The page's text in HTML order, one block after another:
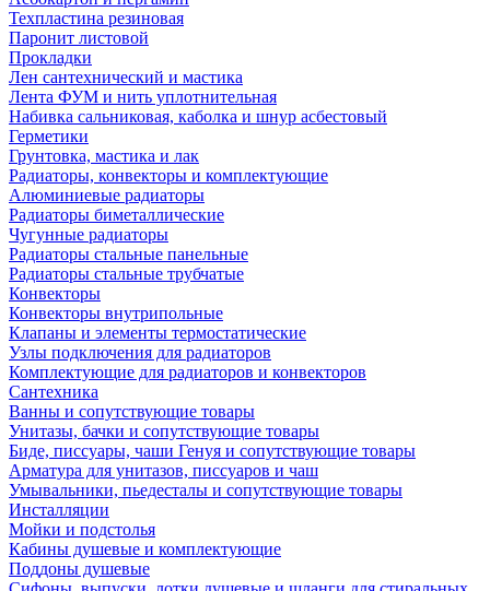
Техпластина резиновая
Паронит листовой
Прокладки
Лен сантехнический и мастика
Лента ФУМ и нить уплотнительная
Набивка сальниковая, каболка и шнур асбестовый
Герметики
Грунтовка, мастика и лак
Радиаторы, конвекторы и комплектующие
Алюминиевые радиаторы
Радиаторы биметаллические
Чугунные радиаторы
Радиаторы стальные панельные
Радиаторы стальные трубчатые
Конвекторы
Конвекторы внутрипольные
Клапаны и элементы термостатические
Узлы подключения для радиаторов
Комплектующие для радиаторов и конвекторов
Сантехника
Ванны и сопутствующие товары
Унитазы, бачки и сопутствующие товары
Биде, писсуары, чаши Генуя и сопутствующие товары
Арматура для унитазов, писсуаров и чаш
Умывальники, пьедесталы и сопутствующие товары
Инсталляции
Мойки и подстолья
Кабины душевые и комплектующие
Поддоны душевые